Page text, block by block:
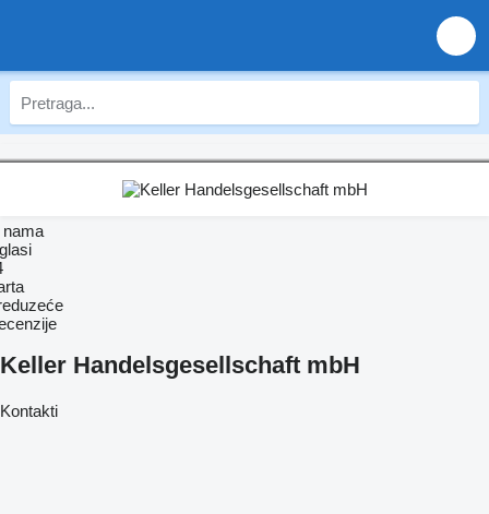
Keller Handelsgesellschaft mbH
Kontakti